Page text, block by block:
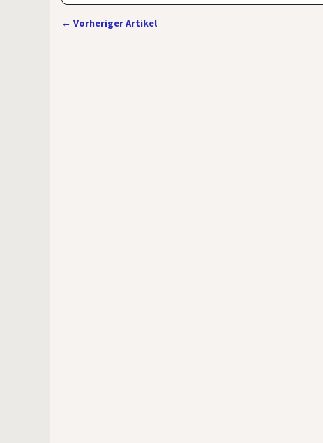
← Vorheriger Artikel